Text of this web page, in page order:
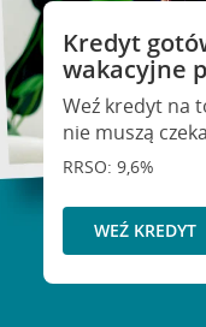
Kredyt
wakacyjne
Weź kredyt na
nie muszą
RRSO: 9,6%
WEŹ KREDYT